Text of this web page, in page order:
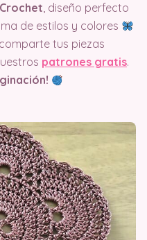
, diseño perfecto
de estilos y colores
comparte tus piezas
patrones gratis.